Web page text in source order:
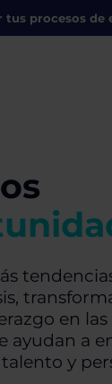
procesos
en
ayudan a
y